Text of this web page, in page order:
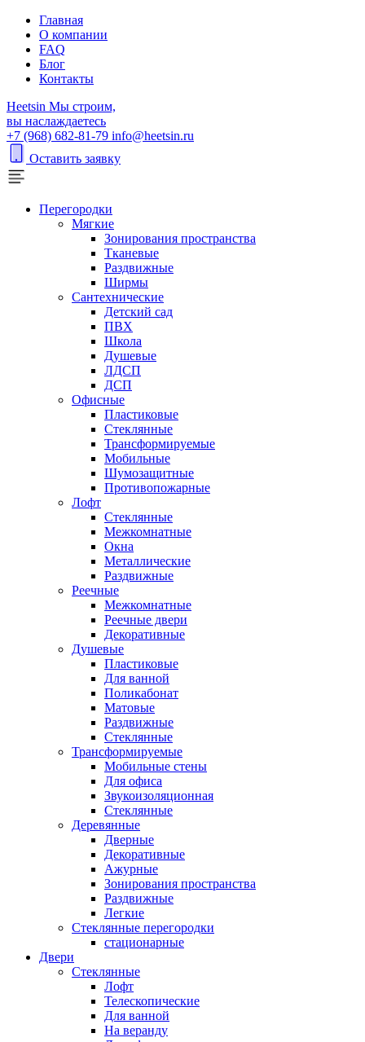
Главная
О компании
FAQ
Блог
Контакты
Heetsin Мы строим,
вы наслаждаетесь
+7 (968) 682-81-79 info@heetsin.ru
Оставить заявку
Перегородки
Мягкие
Зонирования пространства
Тканевые
Раздвижные
Ширмы
Сантехнические
Детский сад
ПВХ
Школа
Душевые
ЛДСП
ДСП
Офисные
Пластиковые
Стеклянные
Трансформируемые
Мобильные
Шумозащитные
Противопожарные
Лофт
Стеклянные
Межкомнатные
Окна
Металлические
Раздвижные
Реечные
Межкомнатные
Реечные двери
Декоративные
Душевые
Пластиковые
Для ванной
Поликабонат
Матовые
Раздвижные
Стеклянные
Трансформируемые
Мобильные стены
Для офиса
Звукоизоляционная
Стеклянные
Деревянные
Дверные
Декоративные
Ажурные
Зонирования пространства
Раздвижные
Легкие
Стеклянные перегородки
стационарные
Двери
Стеклянные
Лофт
Телескопические
Для ванной
На веранду